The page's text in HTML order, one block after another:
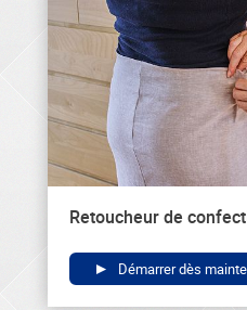
Retoucheur de
Démarrer dès